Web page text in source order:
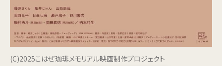
(C)2025こはぜ珈琲メモリアル映画制作プロジェクト